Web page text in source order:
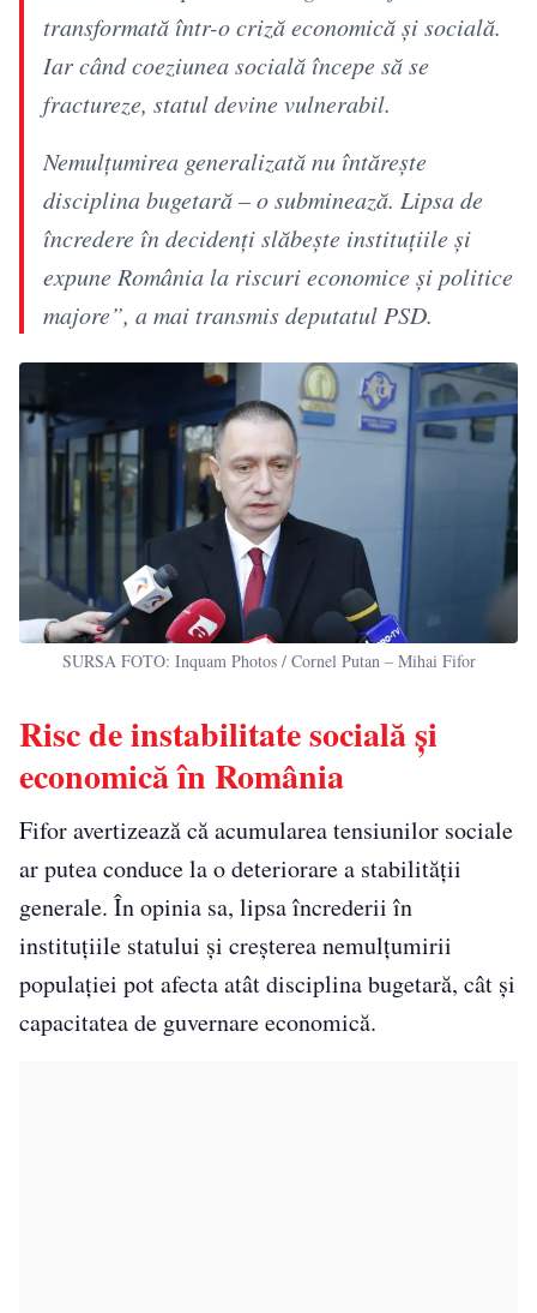
transformată într-o criză economică și socială.
Iar când coeziunea socială începe să se
fractureze, statul devine vulnerabil.
Nemulțumirea generalizată nu întărește
disciplina bugetară – o subminează. Lipsa de
încredere în decidenți slăbește instituțiile și
expune România la riscuri economice și politice
majore”, a mai transmis deputatul PSD.
SURSA FOTO: Inquam Photos / Cornel Putan – Mihai Fifor
Risc de instabilitate socială și
economică în România
Fifor avertizează că acumularea tensiunilor sociale
ar putea conduce la o deteriorare a stabilității
generale. În opinia sa, lipsa încrederii în
instituțiile statului și creșterea nemulțumirii
populației pot afecta atât disciplina bugetară, cât și
capacitatea de guvernare economică.